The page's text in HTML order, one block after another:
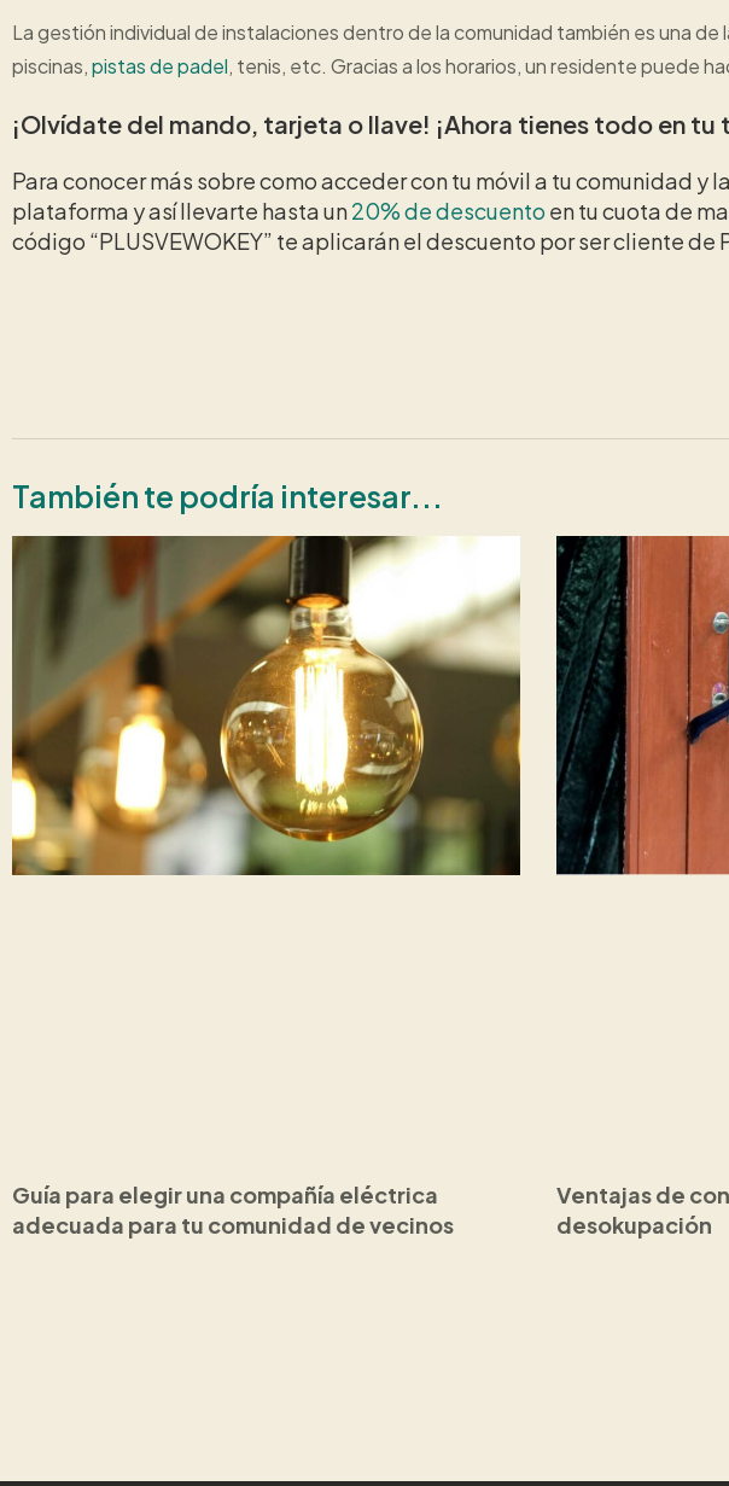
La gestión individual de instalaciones dentro de la comunidad también es una
piscinas,pistas de padel, tenis, etc. Gracias a los horarios, un residente puede
¡Olvídate del mando, tarjeta o llave! ¡Ahora tienes todo en
Para conocer más sobre como acceder con tu móvil a tu comunidad y
plataforma y así llevarte hasta un20% de descuento en tu cuota de
código “PLUSVEWOKEY” te aplicarán el descuento por ser cliente de
También te podría interesar...
Guía para elegir una compañía eléctrica
adecuada para tu comunidad de vecinos
Ventajas de
desokupación